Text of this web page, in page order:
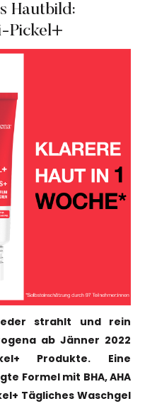
Hautbild:
Pickel+
strahlt und rein
ab Jänner 2022
Produkte. Eine
Formel mit BHA, AHA
Tägliches Waschgel